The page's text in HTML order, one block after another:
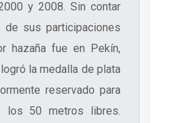
y 2008. Sin contar
de sus participaciones
hazaña fue en Pekín,
la medalla de plata
reservado para
los 50 metros libres.